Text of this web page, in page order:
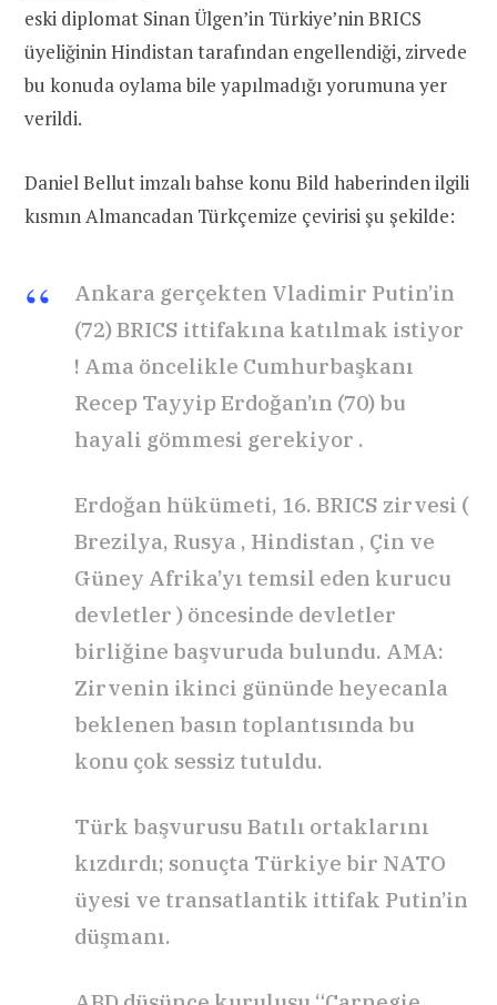
eski diplomat Sinan Ülgen’in Türkiye’nin BRICS
üyeliğinin Hindistan tarafından engellendiği, zirvede
bu konuda oylama bile yapılmadığı yorumuna yer
verildi.
Daniel Bellut imzalı bahse konu Bild haberinden ilgili
kısmın Almancadan Türkçemize çevirisi şu şekilde:
Ankara gerçekten Vladimir Putin’in
(72) BRICS ittifakına katılmak istiyor
! Ama öncelikle Cumhurbaşkanı
Recep Tayyip Erdoğan’ın (70) bu
hayali gömmesi gerekiyor .
Erdoğan hükümeti, 16. BRICS zirvesi (
Brezilya, Rusya , Hindistan , Çin ve
Güney Afrika’yı temsil eden kurucu
devletler ) öncesinde devletler
birliğine başvuruda bulundu. AMA:
Zirvenin ikinci gününde heyecanla
beklenen basın toplantısında bu
konu çok sessiz tutuldu.
Türk başvurusu Batılı ortaklarını
kızdırdı; sonuçta Türkiye bir NATO
üyesi ve transatlantik ittifak Putin’in
düşmanı.